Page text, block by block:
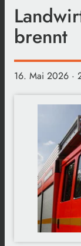
brennt
16. Mai 2026 ·